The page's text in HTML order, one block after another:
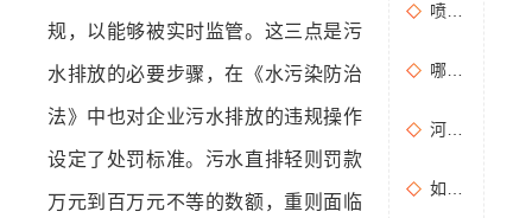
规，以能够被实时监管。这三点是污
水排放的必要步骤，在《水污染防治
法》中也对企业污水排放的违规操作
设定了处罚标准。污水直排轻则罚款
万元到百万元不等的数额，重则面临